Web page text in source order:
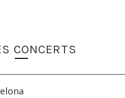
CONCERTS